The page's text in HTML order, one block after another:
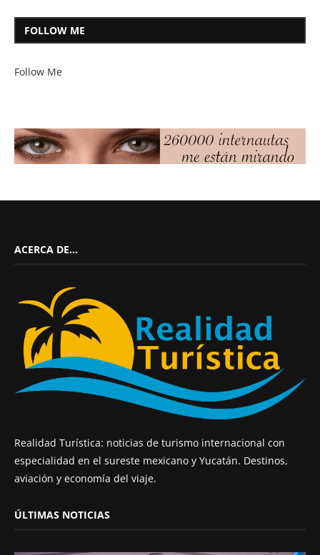
FOLLOW ME
Follow Me
ACERCA DE…
Realidad Turística: noticias de turismo internacional con
especialidad en el sureste mexicano y Yucatán. Destinos,
aviación y economía del viaje.
ÚLTIMAS NOTICIAS